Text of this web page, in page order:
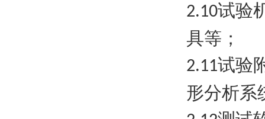
2.10试验
具等；
2.11试验
形分析系